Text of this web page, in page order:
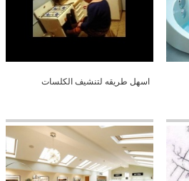
اسهل طريقه لتنشيف الكلسات